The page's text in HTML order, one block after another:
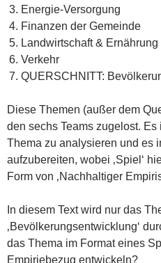
Energie-Versorgung
Finanzen der Gemeinde
Landwirtschaft & Ernährung
Verkehr
QUERSCHNITT:
Diese Themen (außer dem
den sechs Teams zugelost.
Thema zu analysieren und es
aufzubereiten, wobei ‚Spiel‘
Form von ‚Nachhaltiger
In diesem Text wird nur das
‚Bevölkerungsentwicklung‘
das Thema im Format eines
Empiriebezug entwickeln?